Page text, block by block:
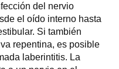
del nervio
el oído interno hasta
Si también
repentina, es posible
laberintitis. La